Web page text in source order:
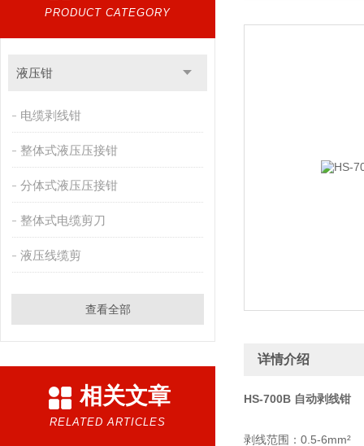
PRODUCT CATEGORY
液压钳
电缆剥线钳
整体式液压压接钳
分体式液压压接钳
整体式电缆剪刀
液压线缆剪
查看全部
相关文章
RELATED ARTICLES
详情介绍
HS-700B 自动剥线钳
剥线范围：0.5-6mm²